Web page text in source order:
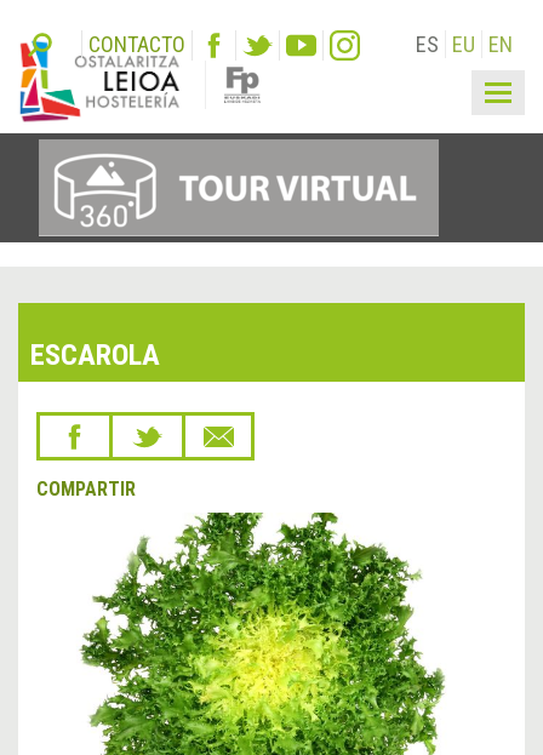
CONTACTO ES EU EN
ESCAROLA
COMPARTIR